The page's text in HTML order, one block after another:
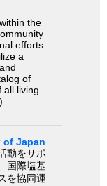
the
efforts
a
of
all living
of Japan
動をサポ
国際塩基
を協同運